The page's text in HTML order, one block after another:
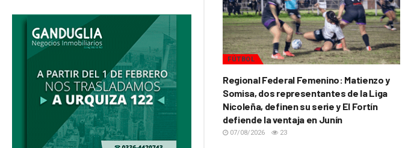
FÚTBOL
Regional Federal Femenino: Matienzo y
Somisa, dos representantes de la Liga
Nicoleña, definen su serie y El Fortín
defiende la ventaja en Junín
07/08/2026 23